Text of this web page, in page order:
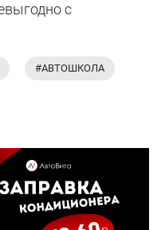
с
#АВТОШКОЛА